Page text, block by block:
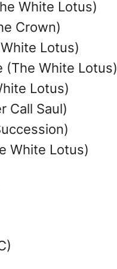
White Lotus)
Crown)
Lotus)
(The White Lotus)
Lotus)
Call Saul)
White Lotus)